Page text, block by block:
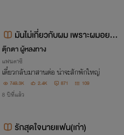
มันไม่เกี่ยวกับผม เพราะผมอยาก
สร้างฮาเร็ม [NC 20+]
ตุ๊กตา ผู้หลงทาง
แฟนตาซี
เดี๋ยวกลับมาสานต่อ น่าจะสักพักใหญ่
749.3K 2.4K 871 109
8 ปีที่แล้ว
รักสุดใจนายแฟน(เก่า)